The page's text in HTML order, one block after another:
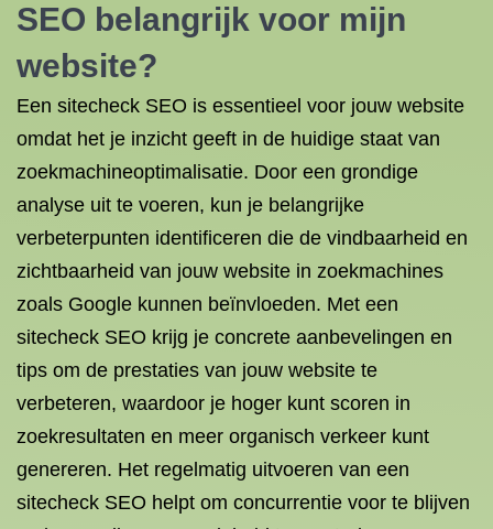
SEO belangrijk voor mijn
website?
Een sitecheck SEO is essentieel voor jouw website
omdat het je inzicht geeft in de huidige staat van
zoekmachineoptimalisatie. Door een grondige
analyse uit te voeren, kun je belangrijke
verbeterpunten identificeren die de vindbaarheid en
zichtbaarheid van jouw website in zoekmachines
zoals Google kunnen beïnvloeden. Met een
sitecheck SEO krijg je concrete aanbevelingen en
tips om de prestaties van jouw website te
verbeteren, waardoor je hoger kunt scoren in
zoekresultaten en meer organisch verkeer kunt
genereren. Het regelmatig uitvoeren van een
sitecheck SEO helpt om concurrentie voor te blijven